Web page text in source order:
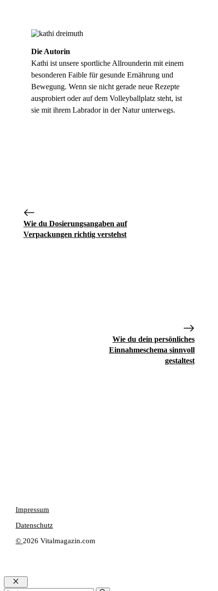
Die Autorin
Kathi ist unsere sportliche Allrounderin mit einem
besonderen Faible für gesunde Ernährung und
Bewegung. Wenn sie nicht gerade neue Rezepte
ausprobiert oder auf dem Volleyballplatz steht, ist
sie mit ihrem Labrador in der Natur unterwegs.
Wie du Dosierungsangaben auf
Verpackungen richtig verstehst
Wie du dein persönliches
Einnahmeschema sinnvoll
gestaltest
© 2026 Vitalmagazin.com
Impressum
Datenschutz
Schließen